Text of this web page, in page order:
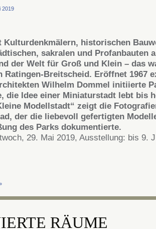
2019
Kulturdenkmälern, historischen
sakralen und Profanbauten
der Welt für Groß und Klein – das
Ratingen-Breitscheid. Eröffnet 1967
Wilhelm Dommel initiierte
die Idee einer Miniaturstadt lebt bis
Modellstadt“ zeigt die
der die liebevoll gefertigten
des Parks dokumentierte.
29. Mai 2019, Ausstellung: bis 9.
RÄUME